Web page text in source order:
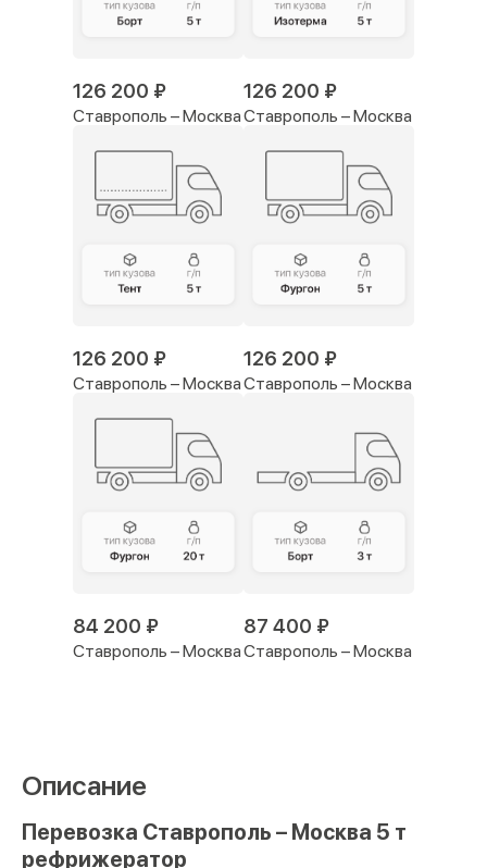
126 200 ₽
Ставрополь – Москва
126 200 ₽
Ставрополь – Москва
126 200 ₽
Ставрополь – Москва
126 200 ₽
Ставрополь – Москва
84 200 ₽
Ставрополь – Москва
87 400 ₽
Ставрополь – Москва
Описание
Перевозка Ставрополь – Москва 5 т
рефрижератор